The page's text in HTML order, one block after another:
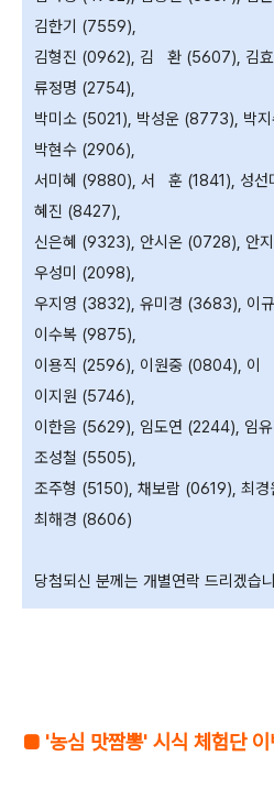
김한기 (7559),
김형진 (0962), 김 환 (5607), 김
류정명 (2754),
박미소 (5021), 박성운 (8773), 박
박현수 (2906),
서미혜 (9880), 서 훈 (1841), 성선
혜진 (8427),
신은혜 (9323), 안시온 (0728), 안
우성미 (2098),
우지영 (3832), 유미경 (3683), 이
이수복 (9875),
이용직 (2596), 이원중 (0804),
이지원 (5746),
이한음 (5629), 임도연 (2244), 임
조성철 (5505),
조주형 (5150), 채보람 (0619), 최
최해경 (8606)
당첨되신 분께는 개별연락 드리겠습
■ '농심 맛짬뽕' 시식 체험단 이